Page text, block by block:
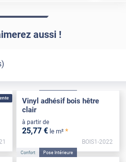
aussi !
Vinyl adhésif bois hêtre
clair
à partir de
25,77 € le m² *
BOIS1-2022
Confort Pose Intérieure